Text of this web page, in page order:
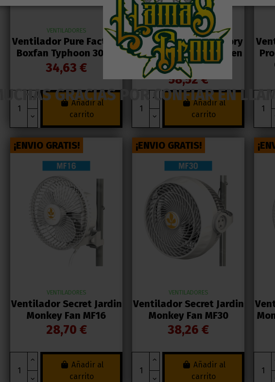
VENTILADORES
Ventilador Pure Factory
Boxfan Typhoon 30cm
34,63 €
Añadir al
carrito
VENTILADORES
Ventilador Pure Factory
Industrial Typhoon 3 en
1 (45cm)
58,52 €
Añadir al
carrito
¡ENVIO GRATIS!
VENTILADORES
Ventilador Secret Jardin
Monkey Fan MF16
28,70 €
Añadir al
carrito
¡ENVIO GRATIS!
VENTILADORES
Ventilador Secret Jardin
Monkey Fan MF30
38,26 €
Añadir al
carrito
MUCHAS GRACIAS POR CONFIAR EN